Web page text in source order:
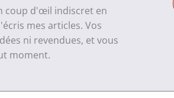
coup d'œil indiscret en
mes articles. Vos
ni revendues, et vous
moment.